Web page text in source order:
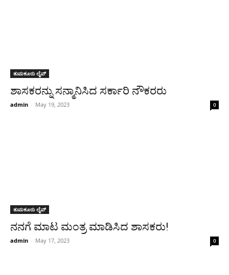
ತುಮಕೂರು ಲೈವ್
ಶಾಸಕರನ್ನು ಸನ್ಮಾನಿಸಿದ ಸರ್ಕಾರಿ ನೌಕರರು
admin - May 19, 2023 0
ತುಮಕೂರು ಲೈವ್
ನನಗೆ ಮಾಟ ಮಂತ್ರ ಮಾಡಿಸಿದ ಶಾಸಕರು!
admin - May 17, 2023 0